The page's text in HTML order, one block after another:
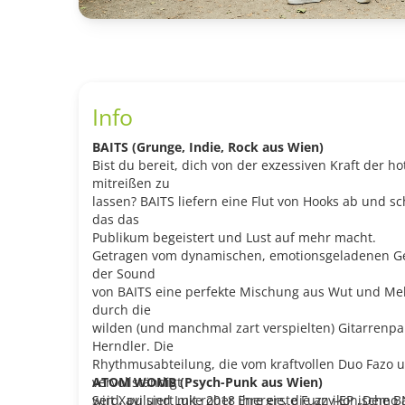
Info
BAITS (Grunge, Indie, Rock aus Wien)
Bist du bereit, dich von der exzessiven Kraft der
mitreißen zu
lassen? BAITS liefern eine Flut von Hooks ab und
das das
Publikum begeistert und Lust auf mehr macht.
Getragen vom dynamischen, emotionsgeladenen
der Sound
von BAITS eine perfekte Mischung aus Wut und
durch die
wilden (und manchmal zart verspielten)
Herndler. Die
Rhythmusabteilung, die vom kraftvollen Duo Fazo
vervollständigt
wird, pulsiert mit roher Energie, die an ikonische
ATOM WOMB (Psych-Punk aus Wien)
Seit Xavi und Luke 2018 ihre erste Fuzzy-EP